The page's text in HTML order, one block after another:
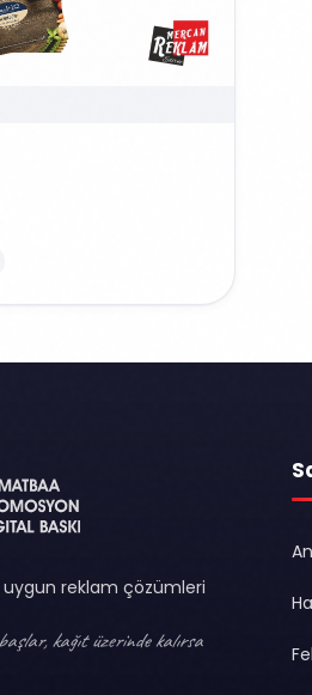
reklam çözümleri
kağıt üzerinde kalırsa